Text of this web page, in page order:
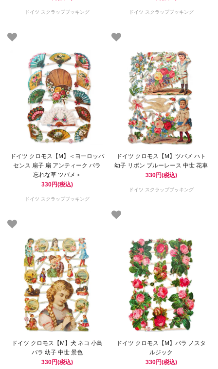
ドイツ スクラップブッキング ドイツ スクラップブッキング
ドイツ クロモス【M】＜ヨーロッパ
センス 扇子 扇 アンティーク バラ
忘れな草 ツバメ＞
330円(税込)
ドイツ スクラップブッキング
ドイツ クロモス【M】ツバメ ハト
幼子 リボン ブルーレース 中世 花車
330円(税込)
ドイツ スクラップブッキング
ドイツ クロモス【M】犬 ネコ 小鳥
バラ 幼子 中世 景色
330円(税込)
ドイツ クロモス【M】バラ ノスタ
ルジック
330円(税込)